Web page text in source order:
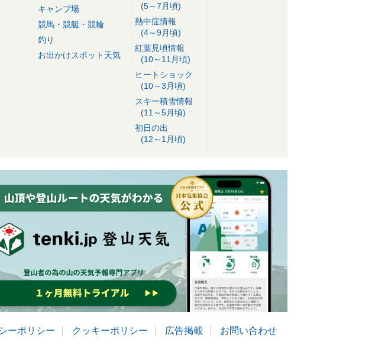
キャンプ場
競馬・競艇・競輪
釣り
お出かけスポット天気
(5～7月頃)
熱中症情報
(4～9月頃)
紅葉見頃情報
(10～11月頃)
ヒートショック
(10～3月頃)
スキー積雪情報
(11～5月頃)
初日の出
(12～1月頃)
ーポリシー クッキーポリシー 広告掲載 お問い合わせ